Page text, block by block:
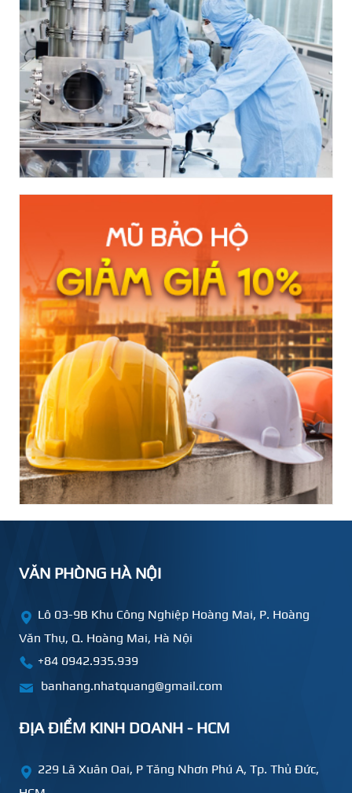
VĂN PHÒNG HÀ NỘI
Lô 03-9B Khu Công Nghiệp Hoàng Mai, P. Hoàng
Văn Thụ, Q. Hoàng Mai, Hà Nội
+84 0942.935.939
banhang.nhatquang@gmail.com
ĐỊA ĐIỂM KINH DOANH - HCM
229 Lã Xuân Oai, P Tăng Nhơn Phú A, Tp. Thủ Đức,